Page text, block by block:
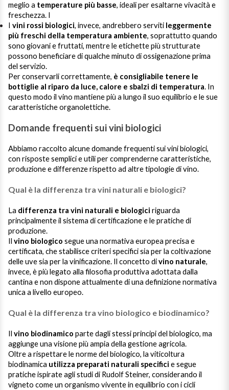
meglio a temperature più basse, ideali per esaltarne vivacità e
freschezza. I
I vini rossi biologici, invece, andrebbero serviti leggermente
più freschi della temperatura ambiente, soprattutto quando
sono giovani e fruttati, mentre le etichette più strutturate
possono beneficiare di qualche minuto di ossigenazione prima
del servizio.
Per conservarli correttamente, è consigliabile tenere le
bottiglie al riparo da luce, calore e sbalzi di temperatura. In
questo modo il vino mantiene più a lungo il suo equilibrio e le sue
caratteristiche organolettiche.
Domande frequenti sui vini biologici
Abbiamo raccolto alcune domande frequenti sui vini biologici,
con risposte semplici e utili per comprenderne caratteristiche,
produzione e differenze rispetto ad altre tipologie di vino.
Qual è la differenza tra vini naturali e biologici?
La differenza tra vini naturali e biologici riguarda
principalmente il sistema di certificazione e le pratiche di
produzione.
Il vino biologico segue una normativa europea precisa e
certificata, che stabilisce criteri specifici sia per la coltivazione
delle uve sia per la vinificazione. Il concetto divino naturale,
invece, è più legato alla filosofia produttiva adottata dalla
cantina e non dispone attualmente di una definizione normativa
unica a livello europeo.
Qual è la differenza tra vino biologico e biodinamico?
Il vino biodinamico parte dagli stessi principi del biologico, ma
aggiunge una visione più ampia della gestione agricola.
Oltre a rispettare le norme del biologico, la viticoltura
biodinamica utilizza preparati naturali specifici e segue
pratiche ispirate agli studi di Rudolf Steiner, considerando il
vigneto come un organismo vivente in equilibrio con i cicli